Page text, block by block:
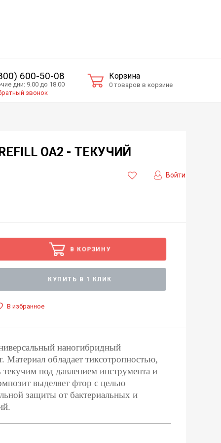
Войти
600-50-08
дни: 9.00 до 18.00
звонок
Корзина
0 товаров в корзине
REFILL ОА2 - ТЕКУЧИЙ
В КОРЗИНУ
КУПИТЬ В 1 КЛИК
В избранное
наногибридный
Материал обладает тиксотропностью,
под давлением инструмента и
выделяет фтор с целью
защиты от бактериальных и